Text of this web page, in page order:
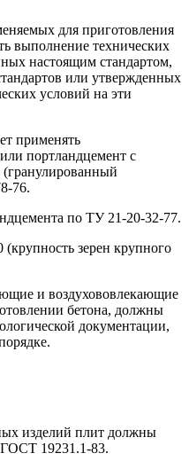
для приготовления
выполнение технических
настоящим стандартом,
или утвержденных
условий на эти
применять
портландцемент с
76.
по ТУ 21-20-32-77.
зерен крупного
и воздухововлекающие
бетона, должны
документации,
изделий плит должны
ГОСТ 19231.1-83.